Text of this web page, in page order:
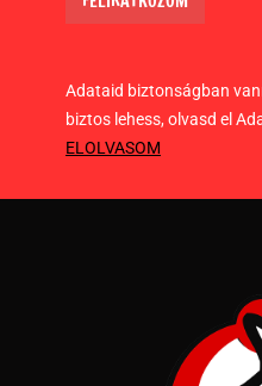
Adataid biztonságban
biztos lehess, olvasd el
ELOLVASOM